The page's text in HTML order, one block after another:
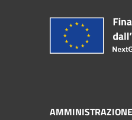
AMMINISTRAZIONE